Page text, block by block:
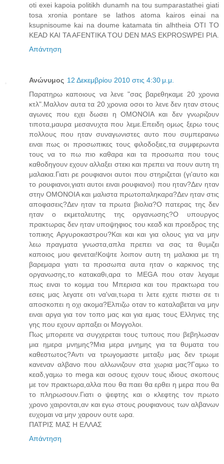
oti exei kapoia politikh dunamh na tou sumparastathei giati
tosa xronia pontare se lathos atoma kairos einai na
ksupnisoume kai na doume katamata tin alhtheia OTI TO
KEAD KAI TA AFENTIKA TOU DEN MAS EKPROSWPEI PIA.
Απάντηση
Ανώνυμος 12 Δεκεμβρίου 2010 στις 4:30 μ.μ.
Παρατηρω καποιους να λενε "σας βαρεθηκαμε 20 χρονια
κτλ".Μαλλον αυτα τα 20 χρονια οσοι το λενε δεν ηταν στους
αγωνες που εχει δωσει η ΟΜΟΝΟΙΑ και δεν γνωριζουν
τιποτα,μαυρα μεσανυχτα που λεμε.Επειδη ομως ξερω τους
πολλους που ηταν συναγωνιστες αυτο που συμπεραινω
ειναι πως οι προσωπικες τους φιλοδοξιες,τα συμφερωντα
τους να το πω πιο καθαρα και τα προσωπα που τους
καθοδηγουν εχουν αλλαξει στεκι και πρεπει να πουν αυτη τη
μαλακια.Γιατι ρε ρουφιανοι αυτοι που στηριζεται (γι'αυτο και
το ρουφιανοι,γιατι αυτοι ειναι ρουφιανοι) που ηταν?Δεν ηταν
στην ΟΜΟΝΟΙΑ και μαλιστα πρωτοπαληκαρα?Δεν ηταν στις
αποφασεις?Δεν ηταν τα πρωτα βιολια?Ο πατερας της δεν
ηταν ο εκμεταλευτης της οργανωσης?Ο υπουργος
πρακτωρας δεν ηταν υποψηφιος του κεαδ και προεδρος της
τοπικης Αργυροκαστρου?Και και και για ολους για να μην
λεω πραγματα γνωστα,απλα πρεπει να σας τα θυμιζει
καποιος μου φενεται!Κοψτε λοιπον αυτη τη μαλακια με τη
βαρεμαρα γιατι τα προσωπα αυτα ηταν ο καρκινος της
οργανωσης,το κατακαθι,αρα το MEGA που οταν λεγαμε
πως ειναι το κομμα του Μπερισα και του πρακτωρα του
εσεις μας λεγατε οτι να'ναι,τωρα τι λετε εχετε πιστει σε τι
αποσκοπει η οχι ακομα?Ελπιζω οταν το καταλαβεται να μην
ειναι αργα για τον τοπο μας και για εμας τους Ελληνες της
γης που εχουν αρπαξει οι Μογγολοι.
Πως μπορειτε να συγχερεται τους τυπους που βεβηλωσαν
μια ημερα μνημης?Μια μερα μνημης για τα θυματα του
καθεστωτος?Αντι να τρωγομαστε μεταξυ μας δεν τρωμε
κανεναν αλβανο που αλλωνιζουν στα χωρια μας?Γαμω το
κεαδ,γαμω το mega και οσους εχουν τους ιδιους σκοπους
με τον πρακτωρα,αλλα που θα παει θα ερθει η μερα που θα
το πληρωσουν.Γιατι ο ψεφτης και ο κλεφτης τον πρωτο
χρονο χαιρονται,αν και εγω στους ρουφιανους των αλβανων
ευχομαι να μην χαρουν ουτε ωρα.
ΠΑΤΡΙΣ ΜΑΣ Η ΕΛΛΑΣ
Απάντηση